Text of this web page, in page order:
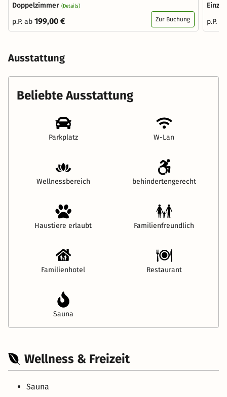
Doppelzimmer (Details)
p.P. ab 199,00 € Zur Buchung
p.P.
Ausstattung
Beliebte Ausstattung
Parkplatz W-Lan
Wellnessbereich behindertengerecht
Haustiere erlaubt Familienfreundlich
Familienhotel Restaurant
Sauna
Wellness & Freizeit
Sauna